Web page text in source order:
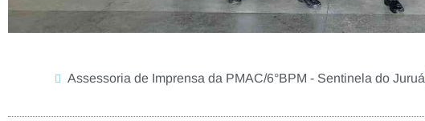
Assessoria de Imprensa da PMAC/6°BPM - Sentinela do Juruá